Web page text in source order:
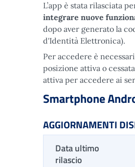
L’app è stata rilasciata
integrare nuove
dopo aver generato la
d'Identità Elettronica).
Per accedere è
posizione attiva o
attiva per accedere ai
Smartphone
AGGIORNAMENTI
Data ultimo
rilascio